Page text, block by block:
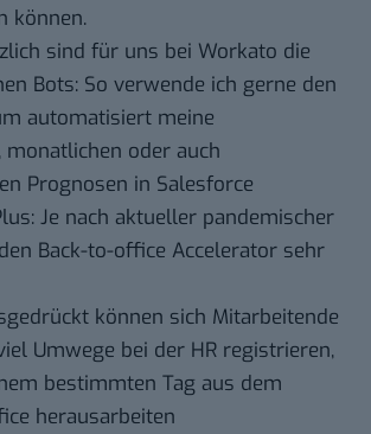
können.
sind für uns bei Workato die
Bots: So verwende ich gerne den
automatisiert meine
oder auch
Prognosen in Salesforce
Je nach aktueller pandemischer
Back-to-office Accelerator sehr
können sich Mitarbeitende
Umwege bei der HR registrieren,
bestimmten Tag aus dem
herausarbeiten